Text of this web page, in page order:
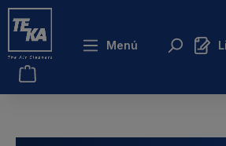
principal
Menú